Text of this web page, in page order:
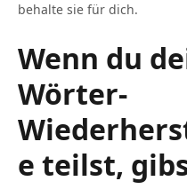
behalte sie für dich.
Wenn du
Wörter-
e teilst,